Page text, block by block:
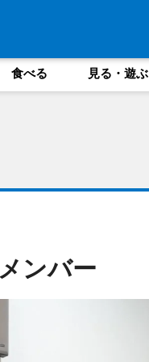
食べる 見る・遊ぶ
ンバー